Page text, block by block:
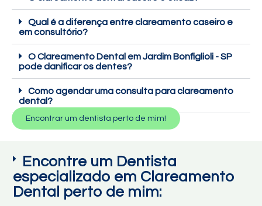
Qual é a diferença entre clareamento caseiro e
em consultório?
O Clareamento Dental em Jardim Bonfiglioli - SP
pode danificar os dentes?
Como agendar uma consulta para clareamento
dental?
Encontrar um dentista perto de mim!
Encontre um Dentista
especializado em Clareamento
Dental perto de mim: